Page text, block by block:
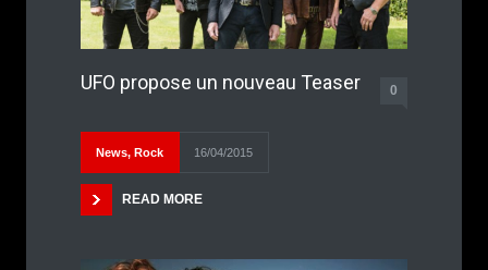
UFO propose un nouveau Teaser 0
News, Rock 16/04/2015
READ MORE